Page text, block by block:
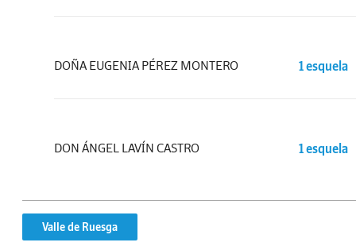
DOÑA EUGENIA PÉREZ MONTERO 1 esquela
DON ÁNGEL LAVÍN CASTRO 1 esquela
Valle de Ruesga